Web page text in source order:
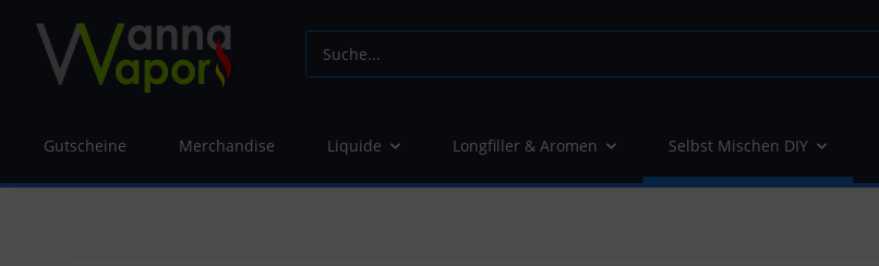
Gutscheine Merchandise Liquide Longfiller & Aromen Selbst Mischen DIY